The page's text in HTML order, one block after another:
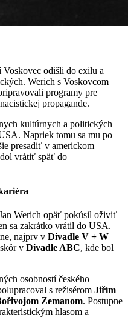
Voskovec odišli do exilu a
Werich s Voskovcom
programy pre
propagande.
kultúrnych a politických
Napriek tomu sa mu po
presadiť v americkom
vrátiť späť do
Werich opäť pokúsil oživiť
sa zakrátko vrátil do USA.
najprv v Divadle V + W
v Divadle ABC, kde bol
osobností českého
s režisérom Jiřím
Zemanom. Postupne
hlasom a